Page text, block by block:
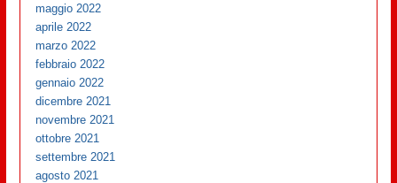
maggio 2022
aprile 2022
marzo 2022
febbraio 2022
gennaio 2022
dicembre 2021
novembre 2021
ottobre 2021
settembre 2021
agosto 2021